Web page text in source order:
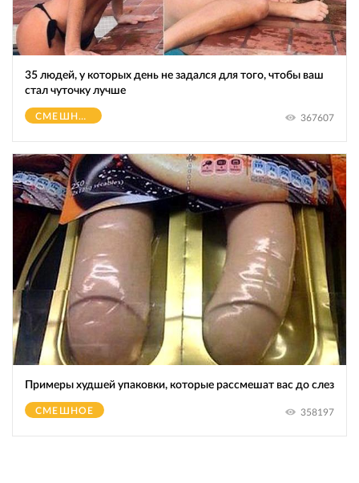
35 людей, у которых день не задался для того, чтобы ваш
стал чуточку лучше
СМЕШНОЕ 367607
Примеры худшей упаковки, которые рассмешат вас до слез
СМЕШНОЕ 358197